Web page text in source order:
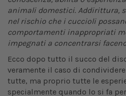
animali domestici. Addirittura,
nel rischio che i cuccioli
comportamenti inappropriati
impegnati a concentrarsi
Ecco dopo tutto il succo del
veramente il caso di
tutte, ma proprio tutte le
specialmente quando lo si fa